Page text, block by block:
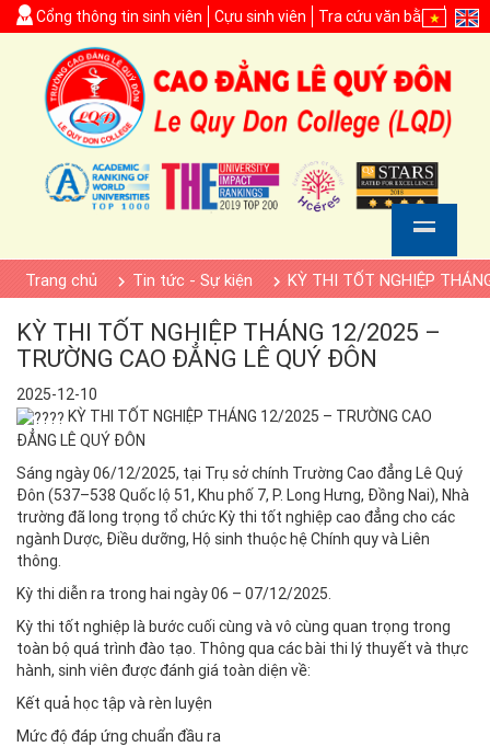
Cổng thông tin sinh viên Cựu sinh viên Tra cứu văn bằng
Trang chủ Tin tức - Sự kiện KỲ THI TỐT NGHIỆP
KỲ THI TỐT NGHIỆP THÁNG 12/2025 –
TRƯỜNG CAO ĐẲNG LÊ QUÝ ĐÔN
2025-12-10
KỲ THI TỐT NGHIỆP THÁNG 12/2025 – TRƯỜNG CAO
ĐẲNG LÊ QUÝ ĐÔN
Sáng ngày 06/12/2025, tại Trụ sở chính Trường Cao đẳng Lê Quý
Đôn (537–538 Quốc lộ 51, Khu phố 7, P. Long Hưng, Đồng Nai), Nhà
trường đã long trọng tổ chức Kỳ thi tốt nghiệp cao đẳng cho các
ngành Dược, Điều dưỡng, Hộ sinh thuộc hệ Chính quy và Liên
thông.
Kỳ thi diễn ra trong hai ngày 06 – 07/12/2025.
Kỳ thi tốt nghiệp là bước cuối cùng và vô cùng quan trọng trong
toàn bộ quá trình đào tạo. Thông qua các bài thi lý thuyết và thực
hành, sinh viên được đánh giá toàn diện về:
Kết quả học tập và rèn luyện
Mức độ đáp ứng chuẩn đầu ra